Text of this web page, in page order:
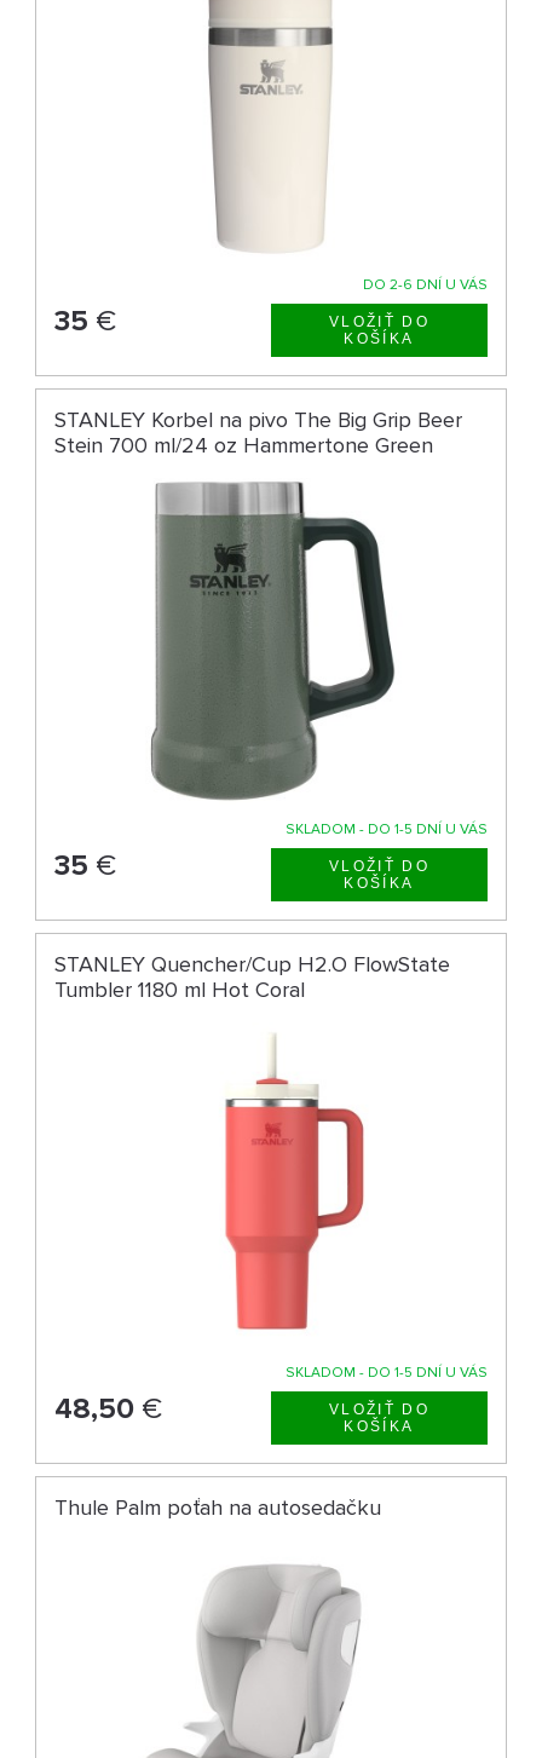
DO 2-6 DNÍ U VÁS
35 €
STANLEY Korbel na pivo The Big Grip Beer
Stein 700 ml/24 oz Hammertone Green
SKLADOM - DO 1-5 DNÍ U VÁS
35 €
STANLEY Quencher/Cup H2.O FlowState
Tumbler 1180 ml Hot Coral
SKLADOM - DO 1-5 DNÍ U VÁS
48,50 €
Thule Palm poťah na autosedačku